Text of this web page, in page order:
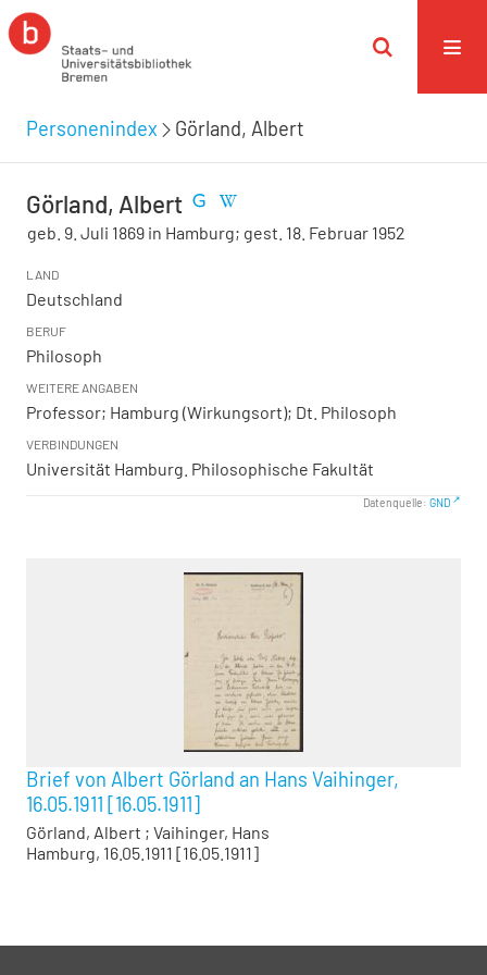
Personenindex Görland, Albert
Görland, Albert
geb. 9. Juli 1869 in Hamburg; gest. 18. Februar 1952
LAND
Deutschland
BERUF
Philosoph
WEITERE ANGABEN
Professor; Hamburg (Wirkungsort); Dt. Philosoph
VERBINDUNGEN
Universität Hamburg. Philosophische Fakultät
Datenquelle: GND
Brief von Albert Görland an Hans Vaihinger,
16.05.1911 [16.05.1911]
Görland, Albert ; Vaihinger, Hans
Hamburg, 16.05.1911 [16.05.1911]